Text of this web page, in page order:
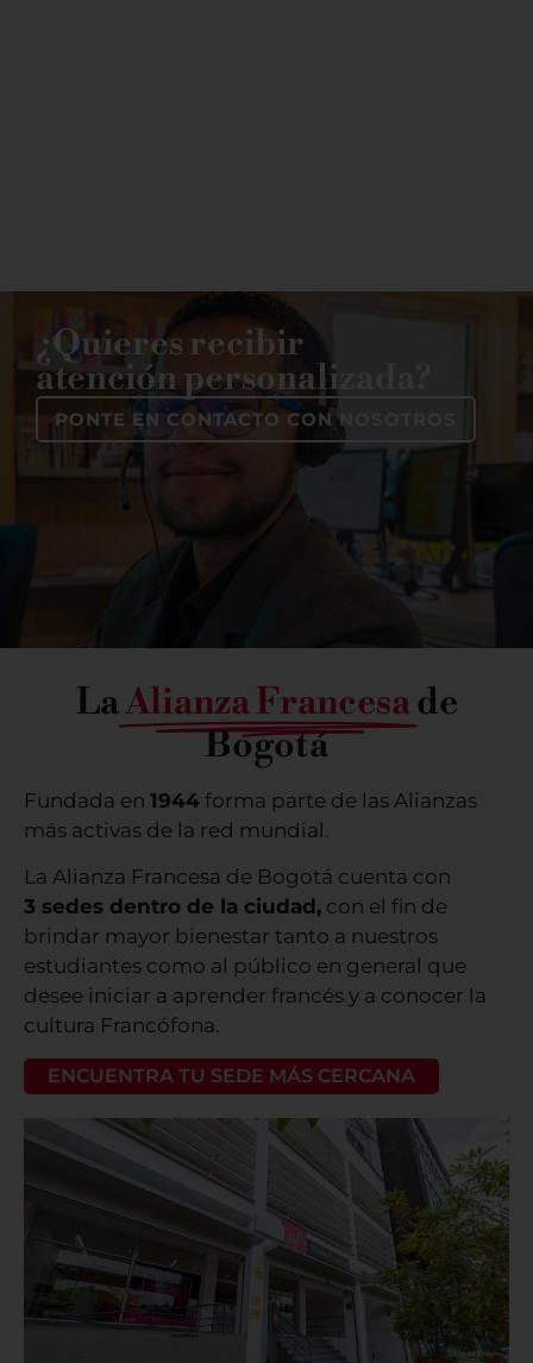
¿Quieres recibir
atención personalizada?
PONTE EN CONTACTO CON NOSOTROS
LaAlianza Francesade
Bogotá
Fundada en 1944 forma parte de las Alianzas
más activas de la red mundial.
La Alianza Francesa de Bogotá cuenta con
3 sedes dentro de la ciudad, con el fin de
brindar mayor bienestar tanto a nuestros
estudiantes como al público en general que
desee iniciar a aprender francés y a conocer la
cultura Francófona.
ENCUENTRA TU SEDE MÁS CERCANA